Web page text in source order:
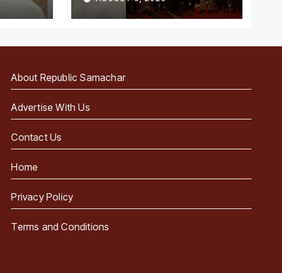
About Republic Samachar
Advertise With Us
Contact Us
Home
Privacy Policy
Terms and Conditions